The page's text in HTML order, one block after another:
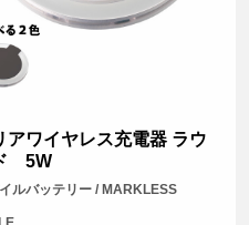
アワイヤレス充電器 ラウ
5W
ルバッテリー / MARKLESS